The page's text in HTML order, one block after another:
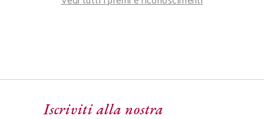
Iscriviti alla nostra